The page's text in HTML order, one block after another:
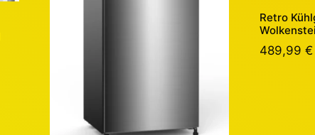
Retro
489,99€